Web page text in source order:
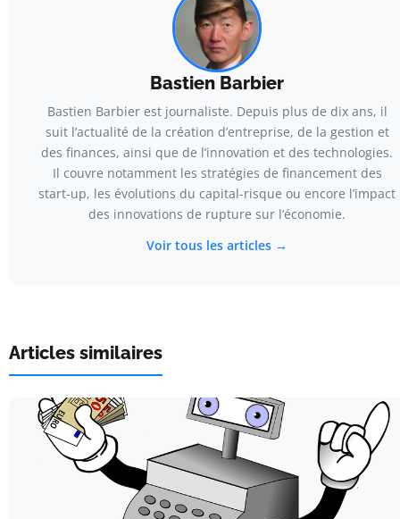
Bastien Barbier
Bastien Barbier est journaliste. Depuis plus de dix ans, il
suit l’actualité de la création d’entreprise, de la gestion et
des finances, ainsi que de l’innovation et des technologies.
Il couvre notamment les stratégies de financement des
start-up, les évolutions du capital-risque ou encore l’impact
des innovations de rupture sur l’économie.
Voir tous les articles →
Articles similaires